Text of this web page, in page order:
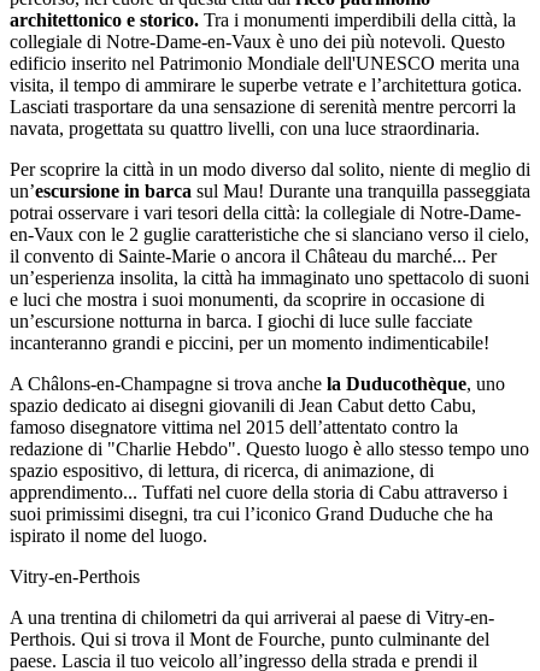
architettonico e storico. Tra i monumenti imperdibili della città, la
collegiale di Notre-Dame-en-Vaux è uno dei più notevoli. Questo
edificio inserito nel Patrimonio Mondiale dell'UNESCO merita una
visita, il tempo di ammirare le superbe vetrate e l’architettura gotica.
Lasciati trasportare da una sensazione di serenità mentre percorri la
navata, progettata su quattro livelli, con una luce straordinaria.
Per scoprire la città in un modo diverso dal solito, niente di meglio di
un’escursione in barca sul Mau! Durante una tranquilla passeggiata
potrai osservare i vari tesori della città: la collegiale di Notre-Dame-
en-Vaux con le 2 guglie caratteristiche che si slanciano verso il cielo,
il convento di Sainte-Marie o ancora il Château du marché... Per
un’esperienza insolita, la città ha immaginato uno spettacolo di suoni
e luci che mostra i suoi monumenti, da scoprire in occasione di
un’escursione notturna in barca. I giochi di luce sulle facciate
incanteranno grandi e piccini, per un momento indimenticabile!
A Châlons-en-Champagne si trova anche la Duducothèque, uno
spazio dedicato ai disegni giovanili di Jean Cabut detto Cabu,
famoso disegnatore vittima nel 2015 dell’attentato contro la
redazione di "Charlie Hebdo". Questo luogo è allo stesso tempo uno
spazio espositivo, di lettura, di ricerca, di animazione, di
apprendimento... Tuffati nel cuore della storia di Cabu attraverso i
suoi primissimi disegni, tra cui l’iconico Grand Duduche che ha
ispirato il nome del luogo.
Vitry-en-Perthois
A una trentina di chilometri da qui arriverai al paese di Vitry-en-
Perthois. Qui si trova il Mont de Fourche, punto culminante del
paese. Lascia il tuo veicolo all’ingresso della strada e prendi il